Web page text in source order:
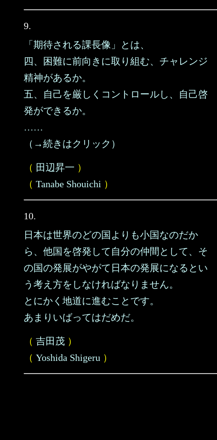
9.
「期待される課長像」とは、
四、困難に前向きに取り組む、チャレンジ
精神があるか。
五、自己を厳しくコントロールし、自己啓
発ができるか。
……
（→続きはクリック）
（ 田辺昇一 ）
（ Tanabe Shouichi ）
10.
日本は世界のどの国よりも小国なのだか
ら、他国を啓発して自分の仲間として、そ
の国の発展がやがて日本の発展になるとい
う考え方をしなければなりません。
とにかく地道に進むことです。
あまりいばってはだめだ。
（ 吉田茂 ）
（ Yoshida Shigeru ）